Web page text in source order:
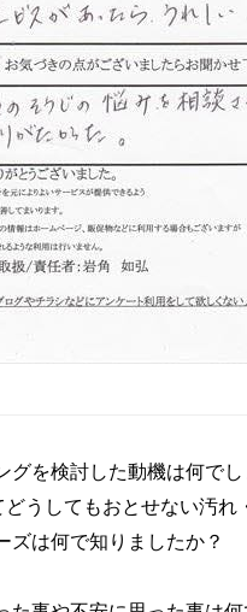
グを検討した動機は何でし
うしてもおとせない汚れ
ズは何で知りましたか？